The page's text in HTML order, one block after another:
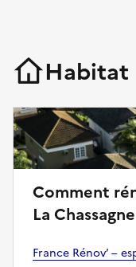
Habitat
Comment
La
France Rénov’ –